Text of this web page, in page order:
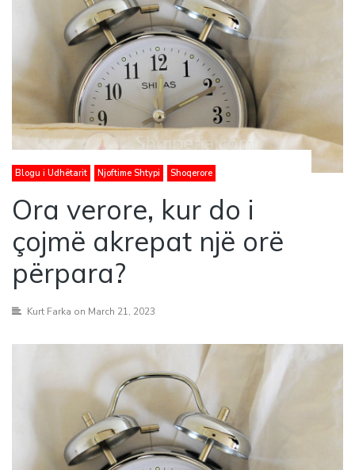
Blogu i Udhëtarit Njoftime Shtypi Shoqerore
Ora verore, kur do i
çojmë akrepat një orë
përpara?
Kurt Farka on March 21, 2023